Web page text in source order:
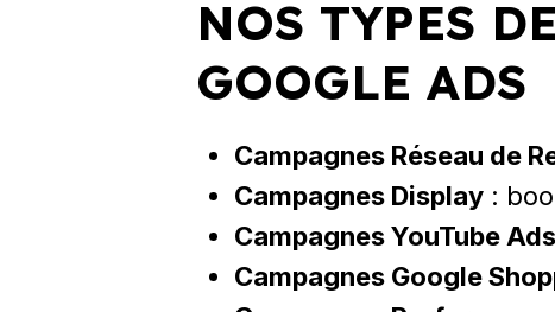
NOS TYPES
GOOGLE ADS
Campagnes Réseau de
Campagnes Display :
Campagnes YouTube Ads
Campagnes Google